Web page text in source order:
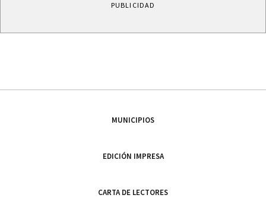
PUBLICIDAD
MUNICIPIOS
EDICIÓN IMPRESA
CARTA DE LECTORES